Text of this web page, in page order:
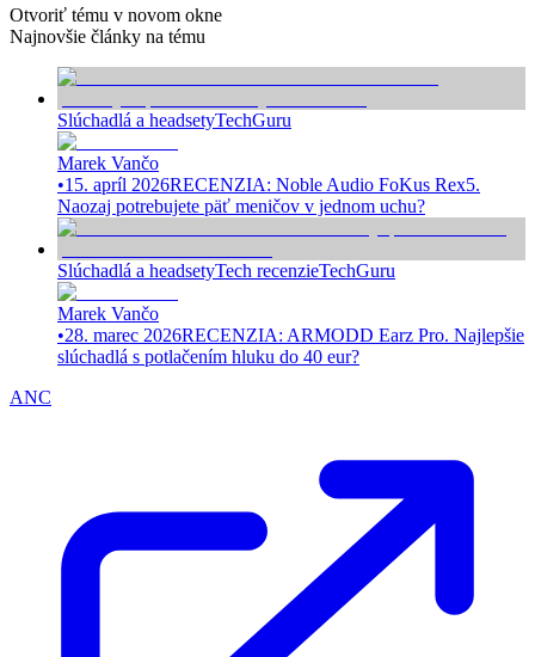
Otvoriť tému v novom okne
Najnovšie články na tému
Slúchadlá a headsetyTechGuru
Marek Vančo
•15. apríl 2026RECENZIA: Noble Audio FoKus Rex5.
Naozaj potrebujete päť meničov v jednom uchu?
Slúchadlá a headsetyTech recenzieTechGuru
Marek Vančo
•28. marec 2026RECENZIA: ARMODD Earz Pro. Najlepšie
slúchadlá s potlačením hluku do 40 eur?
ANC